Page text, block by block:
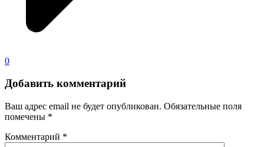
0
Добавить комментарий
Ваш адрес email не будет опубликован. Обязательные поля
помечены *
Комментарий *